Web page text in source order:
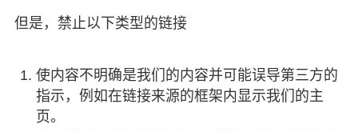
但是，禁止以下类型的链接
使内容不明确是我们的内容并可能误导第三方的
指示，例如在链接来源的框架内显示我们的主
页。